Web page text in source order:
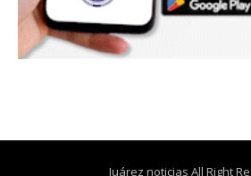
Juárez noticias All Right